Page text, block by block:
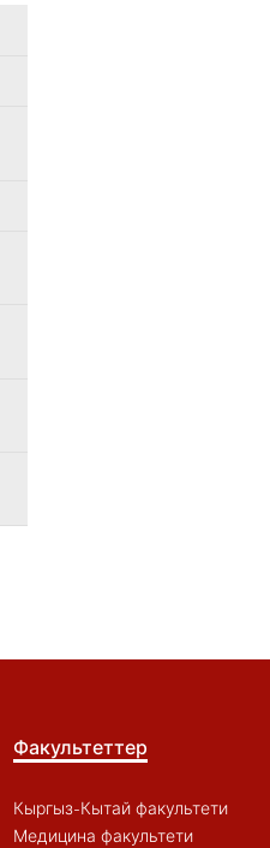
Факультеттер
Кыргыз-Кытай факультети
Медицина факультети